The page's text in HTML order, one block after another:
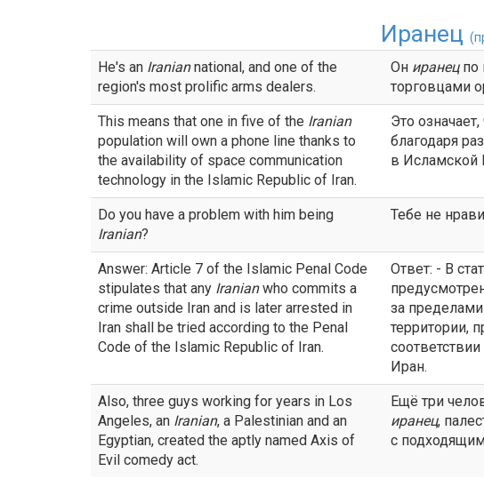
Иранец
He's an Iraniannational, and one of the
region's most prolific arms dealers.
Он иранецпо
торговцами
This means that one in five of the Iranian
population will own a phone line thanks to
the availability of space communication
technology in the Islamic Republic of Iran.
Это
благодаря
в Исламской
Do you have a problem with him being
Iranian?
Тебе не
Answer: Article 7 of the Islamic Penal Code
stipulates that any Iranianwho commits a
crime outside Iran and is later arrested in
Iran shall be tried according to the Penal
Code of the Islamic Republic of Iran.
Ответ: - В
за
территории,
Иран.
Also, three guys working for years in Los
Angeles, an Iranian, a Palestinian and an
Egyptian, created the aptly named Axis of
Evil comedy act.
Ещё три
иранец,
с